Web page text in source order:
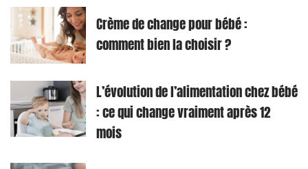
Crème de change pour bébé :
comment bien la choisir ?
L’évolution de l’alimentation chez bébé
: ce qui change vraiment après 12
mois